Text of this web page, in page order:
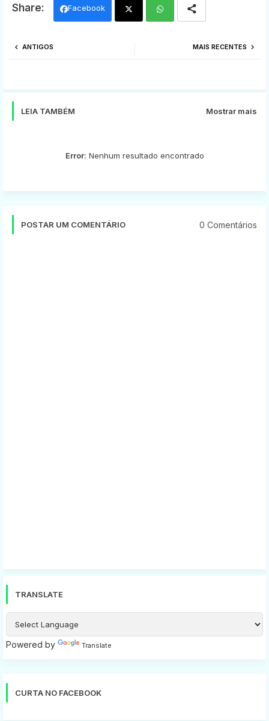
Facebook
MAIS RECENTES
ANTIGOS
LEIA TAMBÉM Mostrar mais
Error: Nenhum resultado encontrado
POSTAR UM COMENTÁRIO 0 Comentários
TRANSLATE
Powered by Translate
CURTA NO FACEBOOK